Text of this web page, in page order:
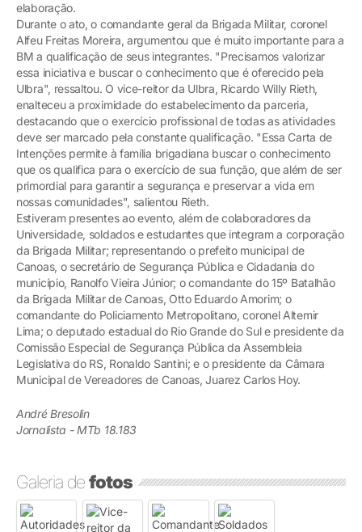
elaboração.
Durante o ato, o comandante geral da Brigada Militar, coronel
Alfeu Freitas Moreira, argumentou que é muito importante para a
BM a qualificação de seus integrantes. "Precisamos valorizar
essa iniciativa e buscar o conhecimento que é oferecido pela
Ulbra", ressaltou. O vice-reitor da Ulbra, Ricardo Willy Rieth,
enalteceu a proximidade do estabelecimento da parceria,
destacando que o exercício profissional de todas as atividades
deve ser marcado pela constante qualificação. "Essa Carta de
Intenções permite à família brigadiana buscar o conhecimento
que os qualifica para o exercício de sua função, que além de ser
primordial para garantir a segurança e preservar a vida em
nossas comunidades", salientou Rieth.
Estiveram presentes ao evento, além de colaboradores da
Universidade, soldados e estudantes que integram a corporação
da Brigada Militar; representando o prefeito municipal de
Canoas, o secretário de Segurança Pública e Cidadania do
município, Ranolfo Vieira Júnior; o comandante do 15º Batalhão
da Brigada Militar de Canoas, Otto Eduardo Amorim; o
comandante do Policiamento Metropolitano, coronel Altemir
Lima; o deputado estadual do Rio Grande do Sul e presidente da
Comissão Especial de Segurança Pública da Assembleia
Legislativa do RS, Ronaldo Santini; e o presidente da Câmara
Municipal de Vereadores de Canoas, Juarez Carlos Hoy.
André Bresolin
Jornalista - MTb 18.183
Galeria defotos